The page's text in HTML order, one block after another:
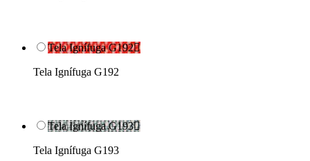
Tela Ignífuga G192
Tela Ignífuga G192
Tela Ignífuga G193
Tela Ignífuga G193